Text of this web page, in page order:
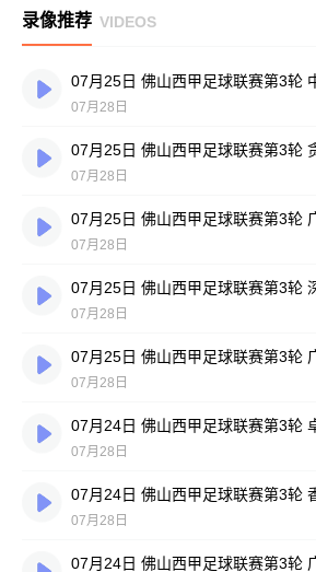
录像推荐 VIDEOS
07月28日
07月28日
07月28日
07月28日
07月28日
07月28日
07月28日